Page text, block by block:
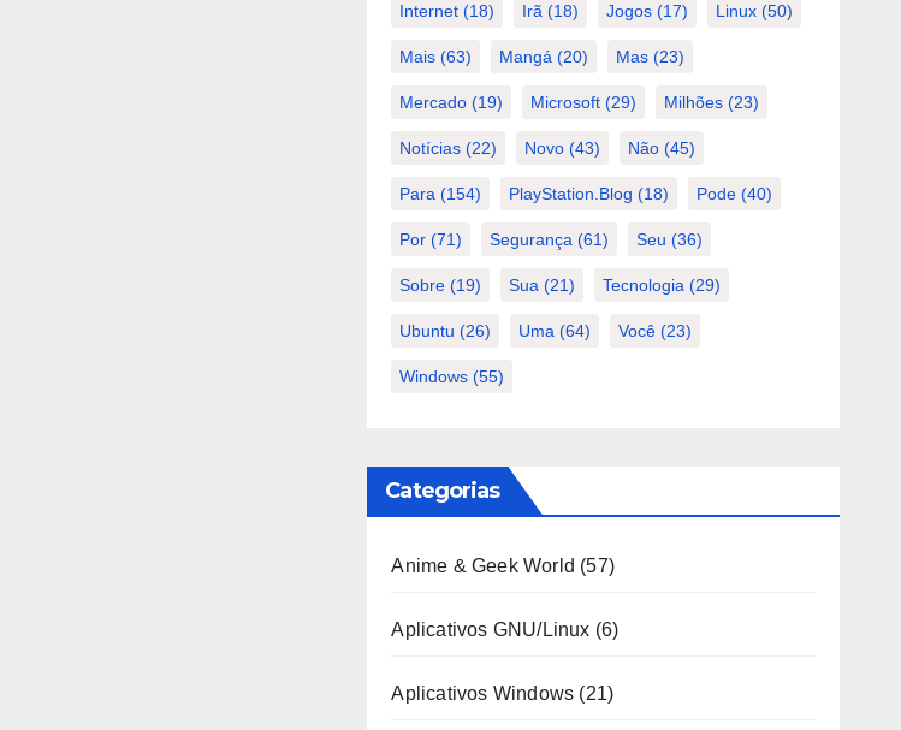
Internet (18) Irã (18) Jogos (17) Linux (50)
Mais (63) Mangá (20) Mas (23)
Mercado (19) Microsoft (29) Milhões (23)
Notícias (22) Novo (43) Não (45)
Para (154) PlayStation.Blog (18) Pode (40)
Por (71) Segurança (61) Seu (36)
Sobre (19) Sua (21) Tecnologia (29)
Ubuntu (26) Uma (64) Você (23)
Windows (55)
Categorias
Anime & Geek World (57)
Aplicativos GNU/Linux (6)
Aplicativos Windows (21)